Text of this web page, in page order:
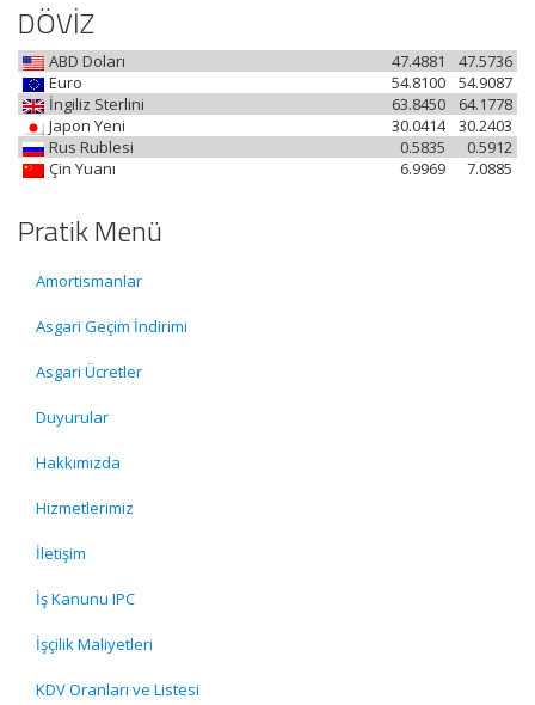
DÖVİZ
ABD Doları 47.5736
47.4881
Euro
54.9087
54.8100
İngiliz Sterlini
64.1778
63.8450
Japon Yeni
30.2403
30.0414
Rus Rublesi
0.5912
0.5835
Çin Yuanı
7.0885
6.9969
Pratik Menü
Amortismanlar
Asgari Geçim İndirimi
Asgari Ücretler
Duyurular
Hakkımızda
Hizmetlerimiz
İletişim
İş Kanunu IPC
İşçilik Maliyetleri
KDV Oranları ve Listesi